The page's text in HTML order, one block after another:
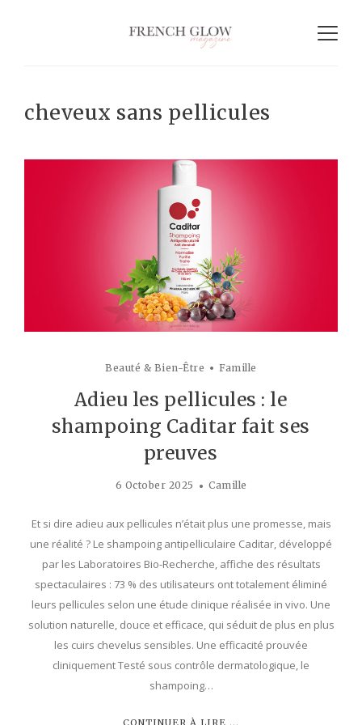
cheveux sans pellicules
Beauté & Bien-Être Famille
Adieu les pellicules : le
shampoing Caditar fait ses
preuves
6 October 2025 Camille
Et si dire adieu aux pellicules n’était plus une promesse, mais
une réalité ? Le shampoing antipelliculaire Caditar, développé
par les Laboratoires Bio-Recherche, affiche des résultats
spectaculaires : 73 % des utilisateurs ont totalement éliminé
leurs pellicules selon une étude clinique réalisée in vivo. Une
solution naturelle, douce et efficace, qui séduit de plus en plus
les cuirs chevelus sensibles. Une efficacité prouvée
cliniquement Testé sous contrôle dermatologique, le
shampoing…
CONTINUER À LIRE ...